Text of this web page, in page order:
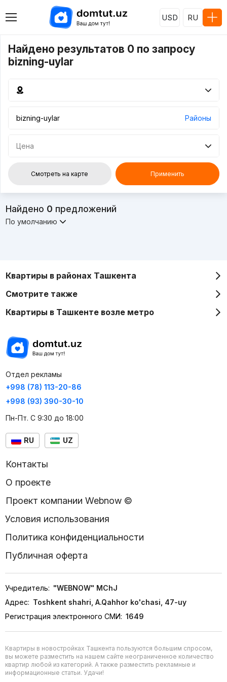
USD RU
Найдено результатов 0 по запросу
bizning-uylar
Районы
Цена
Смотреть на карте Применить
Найдено 0 предложений
По умолчанию
Квартиры в районах Ташкента
Смотрите также
Квартиры в Ташкенте возле метро
Отдел рекламы
+998 (78) 113-20-86
+998 (93) 390-30-10
Пн-Пт. С 9:30 до 18:00
RU UZ
Контакты
О проекте
Проект компании Webnow ©
Условия использования
Политика конфиденциальности
Публичная оферта
Учредитель: "WEBNOW" MChJ
Адрес: Toshkent shahri, A.Qahhor ko'chasi, 47-uy
Регистрация электронного СМИ: 1649
Квартиры в новостройках Ташкента пользуются большим спросом,
вы можете разместить на нашем сайте неограниченное количество
квартир любой из категорий. А также разместить рекламные и
информационные статьи. Удачи!